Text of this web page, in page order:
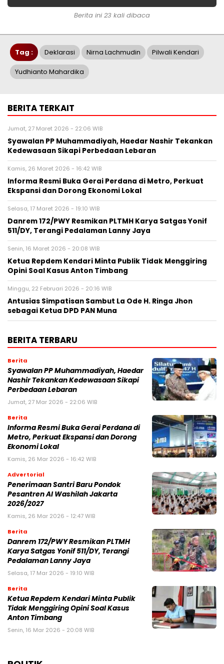
Berita ini 23 kali dibaca
Tag : Deklarasi Nirna Lachmudin Pilwali Kendari
Yudhianto Mahardika
BERITA TERKAIT
Jumat, 27 Maret 2026 - 22:06 WIB
Syawalan PP Muhammadiyah, Haedar Nashir Tekankan
Kedewasaan Sikapi Perbedaan Lebaran
Kamis, 26 Maret 2026 - 16:42 WIB
Informa Resmi Buka Gerai Perdana di Metro, Perkuat
Ekspansi dan Dorong Ekonomi Lokal
Selasa, 17 Maret 2026 - 19:10 WIB
Danrem 172/PWY Resmikan PLTMH Karya Satgas Yonif
511/DY, Terangi Pedalaman Lanny Jaya
Senin, 16 Maret 2026 - 20:08 WIB
Ketua Repdem Kendari Minta Publik Tidak Menggiring
Opini Soal Kasus Anton Timbang
Minggu, 22 Februari 2026 - 20:16 WIB
Antusias Simpatisan Sambut La Ode H. Ringa Jhon
sebagai Ketua DPD PAN Muna
BERITA TERBARU
Berita
Syawalan PP Muhammadiyah, Haedar
Nashir Tekankan Kedewasaan Sikapi
Perbedaan Lebaran
Jumat, 27 Mar 2026 - 22:06 WIB
Berita
Informa Resmi Buka Gerai Perdana di
Metro, Perkuat Ekspansi dan Dorong
Ekonomi Lokal
Kamis, 26 Mar 2026 - 16:42 WIB
Advertorial
Penerimaan Santri Baru Pondok
Pesantren Al Washilah Jakarta
2026/2027
Kamis, 26 Mar 2026 - 12:47 WIB
Berita
Danrem 172/PWY Resmikan PLTMH
Karya Satgas Yonif 511/DY, Terangi
Pedalaman Lanny Jaya
Selasa, 17 Mar 2026 - 19:10 WIB
Berita
Ketua Repdem Kendari Minta Publik
Tidak Menggiring Opini Soal Kasus
Anton Timbang
Senin, 16 Mar 2026 - 20:08 WIB